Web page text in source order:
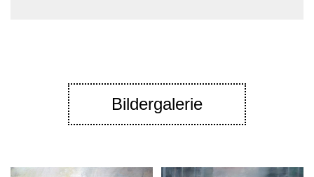
Bildergalerie